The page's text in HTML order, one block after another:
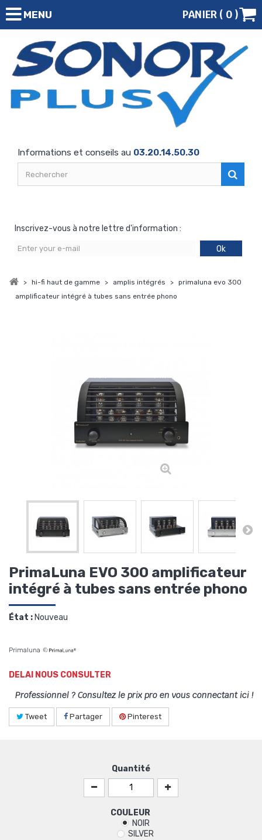
MENU PANIER ( 0 )
Informations et conseils au 03.20.14.50.30
Inscrivez-vous à notre lettre d'information :
Ok
> hi-fi haut de gamme > amplis intégrés > primaluna evo 300
amplificateur intégré à tubes sans entrée phono
PrimaLuna EVO 300 amplificateur
intégré à tubes sans entrée phono
État :Nouveau
Primaluna
DELAI NOUS CONSULTER
Professionnel ? Consultez le prix pro en vous connectant ici !
Tweet Partager Pinterest
Quantité
COULEUR
NOIR
SILVER